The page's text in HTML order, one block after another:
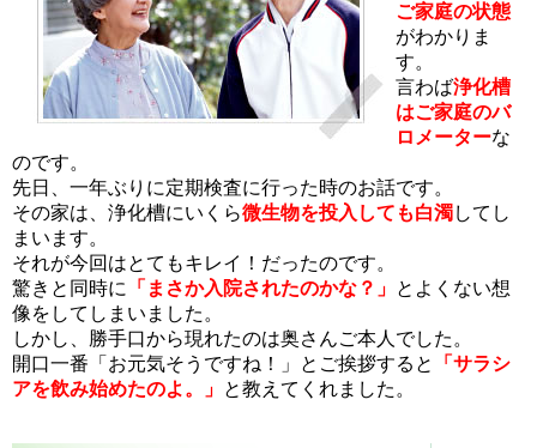
ご家庭の状態
がわかりま
す。
言わば浄化槽
はご家庭のバ
ロメーターな
のです。
先日、一年ぶりに定期検査に行った時のお話です。
その家は、浄化槽にいくら微生物を投入しても白濁してし
まいます。
それが今回はとてもキレイ！だったのです。
驚きと同時に
「まさか入院されたのかな？」 とよくない想
像をしてしまいました。
しかし、勝手口から現れたのは奥さんご本人でした。
開口一番「お元気そうですね！」とご挨拶すると
「サラシ
アを飲み始めたのよ。」 と教えてくれました。